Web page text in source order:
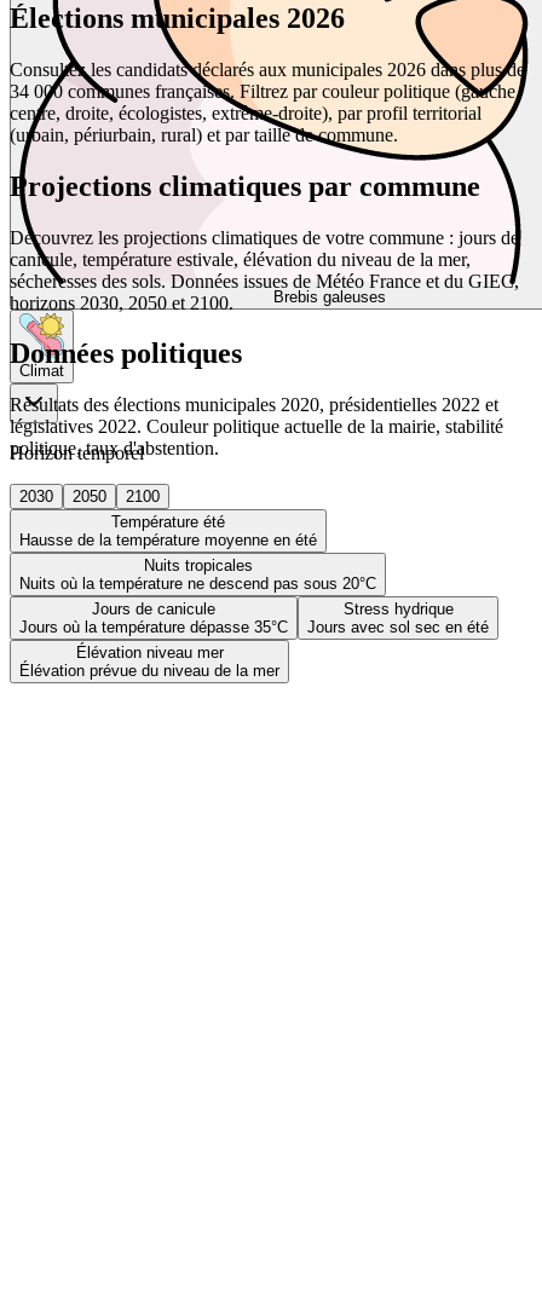
Brebis galeuses
Climat
Horizon temporel
2030 2050
2100
Température été
Hausse de la température moyenne en été
Nuits tropicales
Nuits où la température ne descend pas sous 20°C
Jours de canicule
Jours où la température dépasse 35°C
Stress hydrique
Jours avec sol sec en été
Élévation niveau mer
Élévation prévue du niveau de la mer
Élections municipales 2026
Consultez les candidats déclarés aux municipales 2026 dans plus de
34 000 communes françaises. Filtrez par couleur politique (gauche,
centre, droite, écologistes, extrême-droite), par profil territorial
(urbain, périurbain, rural) et par taille de commune.
Projections climatiques par commune
Découvrez les projections climatiques de votre commune : jours de
canicule, température estivale, élévation du niveau de la mer,
sécheresses des sols. Données issues de Météo France et du GIEC,
horizons 2030, 2050 et 2100.
Données politiques
Résultats des élections municipales 2020, présidentielles 2022 et
législatives 2022. Couleur politique actuelle de la mairie, stabilité
politique, taux d'abstention.